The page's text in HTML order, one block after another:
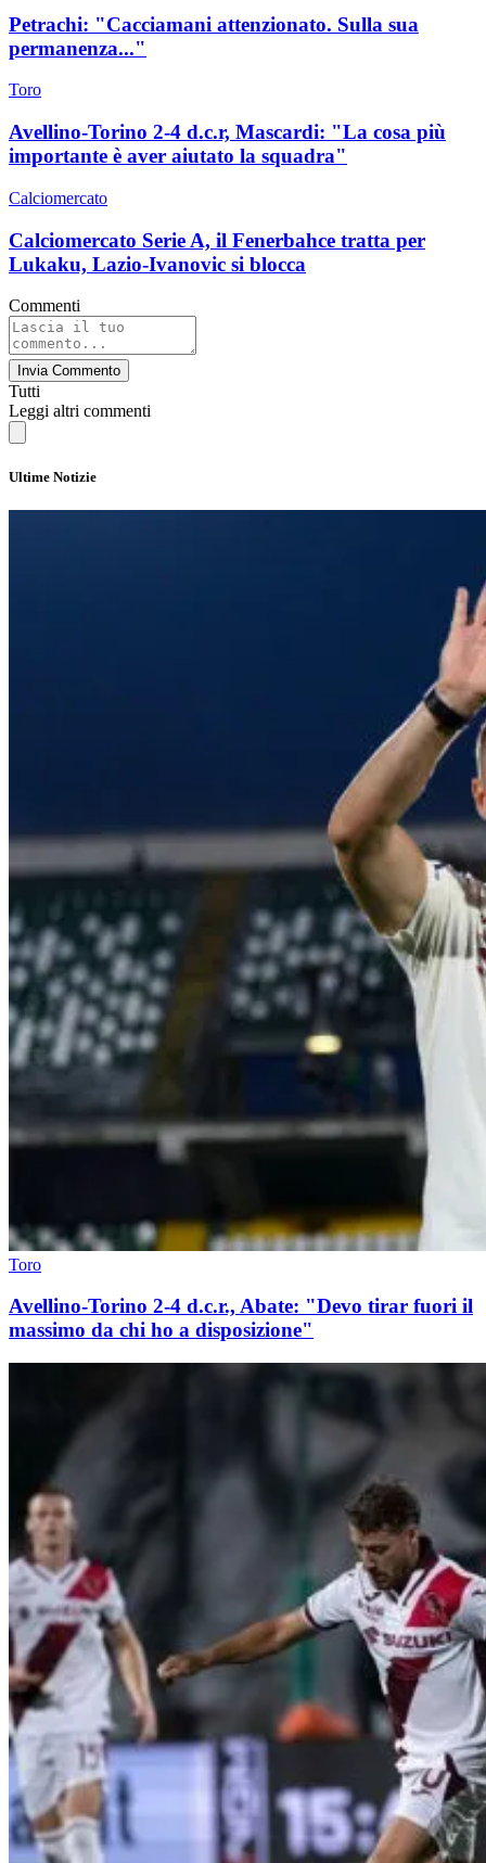
Petrachi: "Cacciamani attenzionato. Sulla sua
permanenza..."
Toro
Avellino-Torino 2-4 d.c.r, Mascardi: "La cosa più
importante è aver aiutato la squadra"
Calciomercato
Calciomercato Serie A, il Fenerbahce tratta per
Lukaku, Lazio-Ivanovic si blocca
Commenti
Invia Commento
Tutti
Leggi altri commenti
Ultime Notizie
Toro
Avellino-Torino 2-4 d.c.r., Abate: "Devo tirar fuori il
massimo da chi ho a disposizione"